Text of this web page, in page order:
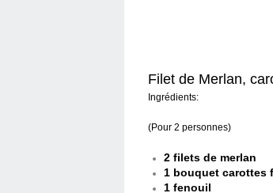
Filet de Merlan,
Ingrédients:
(Pour 2 personnes)
2 filets de merlan
1 bouquet carottes
1 fenouil